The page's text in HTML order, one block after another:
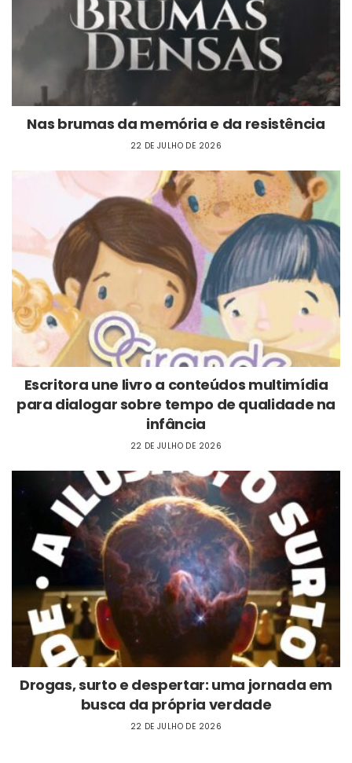
Nas brumas da memória e da resistência
22 DE JULHO DE 2026
Escritora une livro a conteúdos multimídia
para dialogar sobre tempo de qualidade na
infância
22 DE JULHO DE 2026
Drogas, surto e despertar: uma jornada em
busca da própria verdade
22 DE JULHO DE 2026